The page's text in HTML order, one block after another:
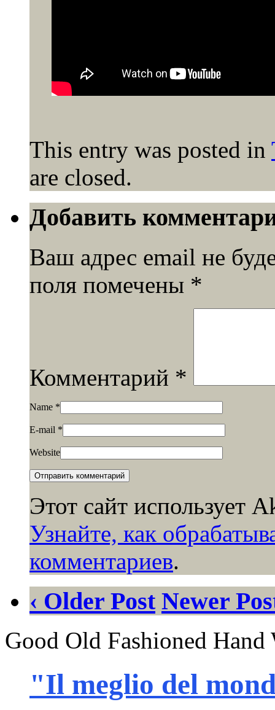
This entry was posted in
are closed.
Добавить
Ваш адрес email не
поля помечены *
Комментарий *
Name *
E-mail *
Website
Этот сайт использует
Узнайте, как
комментариев.
‹ Older Post Newer
Good Old Fashioned
"Il meglio del